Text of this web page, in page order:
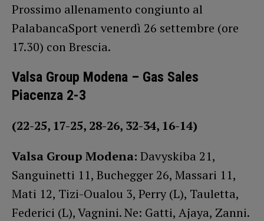
Prossimo allenamento congiunto al
PalabancaSport venerdì 26 settembre (ore
17.30) con Brescia.
Valsa Group Modena – Gas Sales
Piacenza 2-3
(22-25, 17-25, 28-26, 32-34, 16-14)
Valsa Group Modena: Davyskiba 21,
Sanguinetti 11, Buchegger 26, Massari 11,
Mati 12, Tizi-Oualou 3, Perry (L), Tauletta,
Federici (L), Vagnini. Ne: Gatti, Ajaya, Zanni.